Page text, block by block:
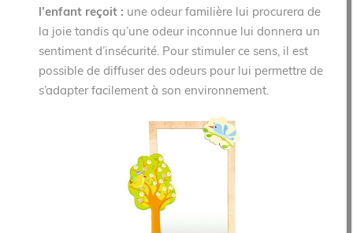
l’enfant reçoit : une odeur familière lui procurera de
la joie tandis qu’une odeur inconnue lui donnera un
sentiment d’insécurité. Pour stimuler ce sens, il est
possible de diffuser des odeurs pour lui permettre de
s’adapter facilement à son environnement.